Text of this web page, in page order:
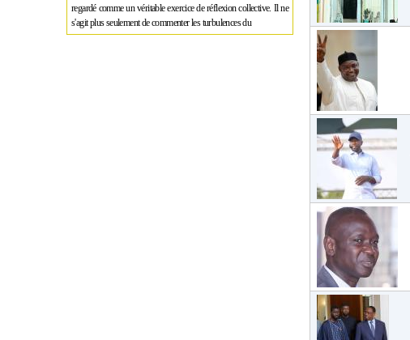
regardé comme un véritable exercice de réflexion collective. Il ne
s'agit plus seulement de commenter les turbulences du